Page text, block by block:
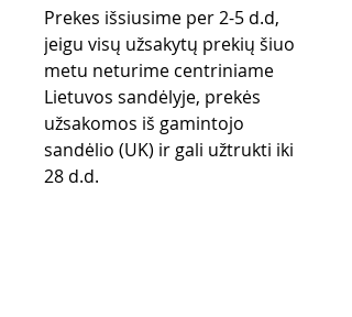
Prekes išsiusime per 2-5 d.d,
jeigu visų užsakytų prekių šiuo
metu neturime centriniame
Lietuvos sandėlyje, prekės
užsakomos iš gamintojo
sandėlio (UK) ir gali užtrukti iki
28 d.d.